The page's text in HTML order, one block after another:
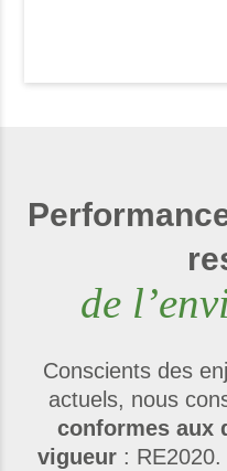
de
Conscients des
actuels, nous
conformes aux
vigueur :